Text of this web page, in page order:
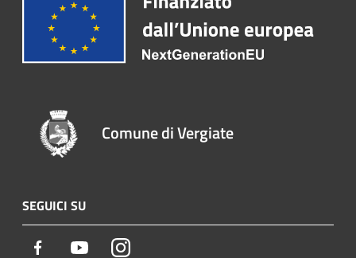
Comune di Vergiate
SEGUICI SU
Facebook YoutubeInstagram